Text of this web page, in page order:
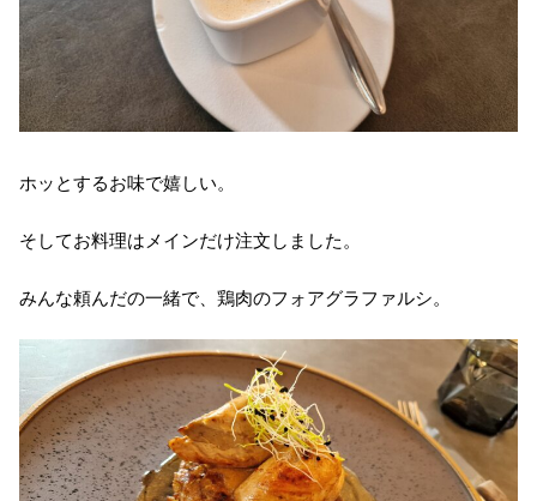
ホッとするお味で嬉しい。
そしてお料理はメインだけ注文しました。
みんな頼んだの一緒で、鶏肉のフォアグラファルシ。